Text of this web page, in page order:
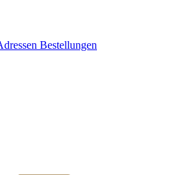
Bestellungen